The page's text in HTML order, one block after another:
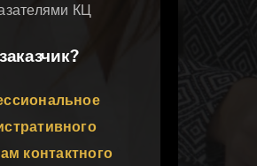
КЦ
контактного